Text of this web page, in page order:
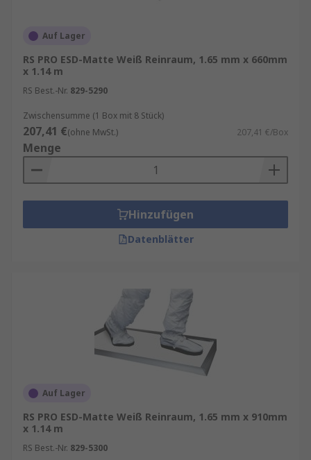
Auf Lager
RS PRO ESD-Matte Weiß Reinraum, 1.65 mm x 660mm
x 1.14 m
RS Best.-Nr. 829-5290
Zwischensumme (1 Box mit 8 Stück)
207,41 €(ohne MwSt.) 207,41 €/Box
Menge
Hinzufügen
Datenblätter
Auf Lager
RS PRO ESD-Matte Weiß Reinraum, 1.65 mm x 910mm
x 1.14 m
RS Best.-Nr. 829-5300